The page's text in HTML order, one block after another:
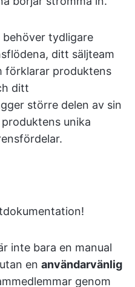
tydligare
ditt säljteam
förklarar produktens
ditt
större delen av sin
unika
inte bara en manual
en användarvänlig
genom